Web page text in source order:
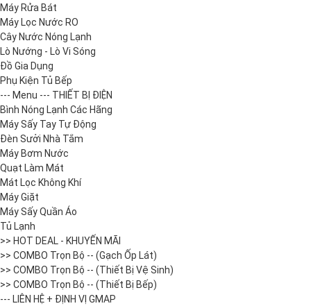
Máy Rửa Bát
Máy Lọc Nước RO
Cây Nước Nóng Lạnh
Lò Nướng - Lò Vi Sóng
Đồ Gia Dụng
Phụ Kiện Tủ Bếp
--- Menu --- THIẾT BỊ ĐIỆN
Bình Nóng Lạnh Các Hãng
Máy Sấy Tay Tự Động
Đèn Sưởi Nhà Tắm
Máy Bơm Nước
Quạt Làm Mát
Mát Lọc Không Khí
Máy Giặt
Máy Sấy Quần Áo
Tủ Lạnh
>> HOT DEAL - KHUYẾN MÃI
>> COMBO Trọn Bộ -- (Gạch Ốp Lát)
>> COMBO Trọn Bộ -- (Thiết Bị Vệ Sinh)
>> COMBO Trọn Bộ -- (Thiết Bị Bếp)
--- LIÊN HỆ + ĐỊNH VỊ GMAP